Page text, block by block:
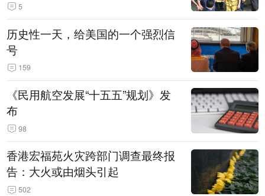
5
历史性一天，给美国的一个强烈信
号
159
《民用航空发展“十五五”规划》发
布
98
香港宏福苑火灾跨部门调查最终报
告：大火或由烟头引起
502